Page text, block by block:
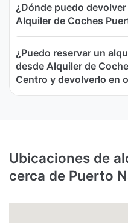
¿Dónde puedo
Alquiler de Coches
¿Puedo reservar un
desde Alquiler de
Centro y devolverlo en
Ubicaciones de
cerca de Puerto